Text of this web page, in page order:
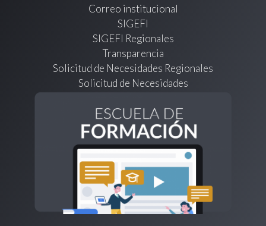
Correo institucional
SIGEFI
SIGEFI Regionales
Transparencia
Solicitud de Necesidades Regionales
Solicitud de Necesidades